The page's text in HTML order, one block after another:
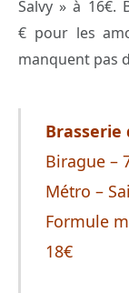
Salvy » à 16€.
€ pour les
manquent pas
Brasserie
Birague –
Métro –
Formule
18€